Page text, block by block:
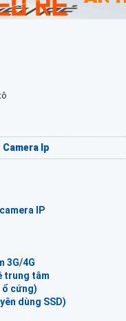
Camera Ip
IP
3G/4G
trung tâm
ổ cứng)
dùng SSD)